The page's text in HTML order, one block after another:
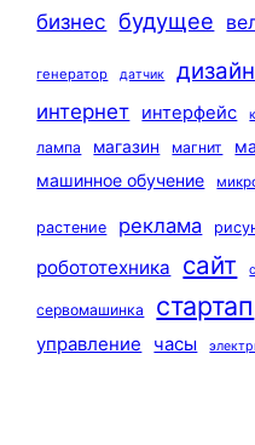
бизнес будущее
генератор датчик дизайн
интернет интерфейс
лампа
магазин магнит
машинное обучение
растение реклама
робототехника сайт
сервомашинка стартап
управление часы